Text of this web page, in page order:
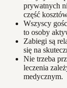
prywatnych
część
Wszyscy
to osoby
Zabiegi są
się na
Nie trzeba
leczenia
medycznym.